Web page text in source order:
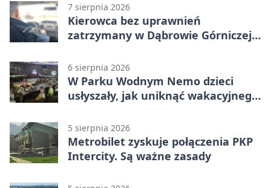
7 sierpnia 2026
Kierowca bez uprawnień
zatrzymany w Dąbrowie Górniczej.
6 sierpnia 2026
W Parku Wodnym Nemo dzieci
usłyszały, jak uniknąć wakacyjnego
5 sierpnia 2026
Metrobilet zyskuje połączenia PKP
Intercity. Są ważne zasady